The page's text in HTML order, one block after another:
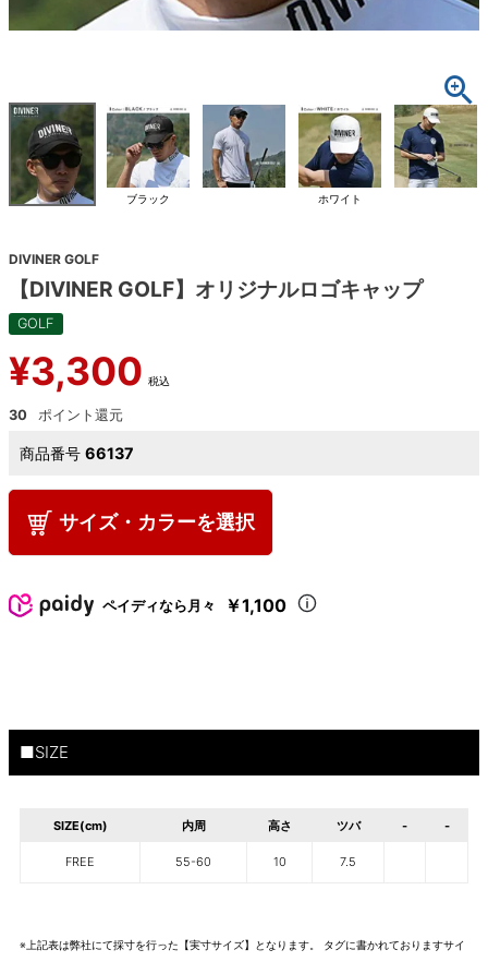
ブラック ホワイト
DIVINER GOLF
【DIVINER GOLF】オリジナルロゴキャップ
GOLF
¥3,300 税込
30
商品番号 66137
サイズ・カラーを選択
ペイディなら月々 ￥1,100
■SIZE
SIZE(cm) 内周 高さ ツバ - -
FREE 55-60 10 7.5
※上記表は弊社にて採寸を行った【実寸サイズ】となります。 タグに書かれておりますサイ